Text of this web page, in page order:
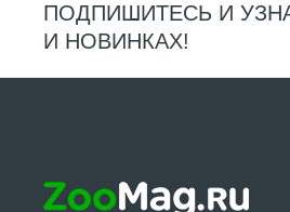
ПОДПИШИТЕСЬ И
И НОВИНКАХ!